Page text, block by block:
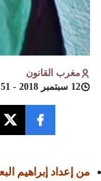
مغرب القانون
12 سبتمبر 2018 - 00:51
من إعداد إبراهيم